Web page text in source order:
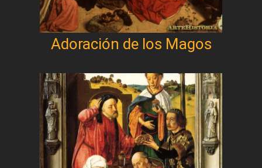
Adoración de los Magos